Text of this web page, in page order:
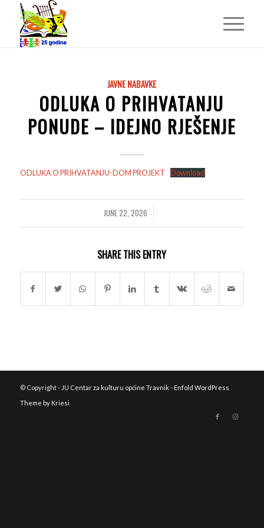
JAVNE NABAVKE
ODLUKA O PRIHVATANJU
PONUDE – IDEJNO RJEŠENJE
ODLUKA O PRIHVATANJU-DOM PROJEKT Download
JUNE 22, 2026
/
SHARE THIS ENTRY
© Copyright - JU Centar za kulturu općine Travnik- Enfold WordPress
Theme by Kriesi